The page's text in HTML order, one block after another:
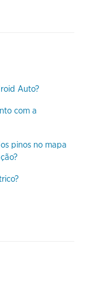
Auto?
com a
pinos no mapa